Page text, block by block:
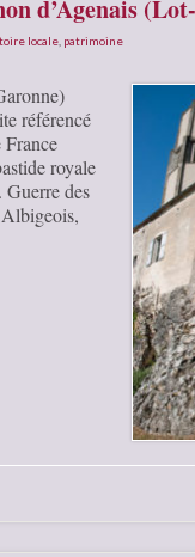
d’Agenais
locale patrimoine
référencé
royale
des